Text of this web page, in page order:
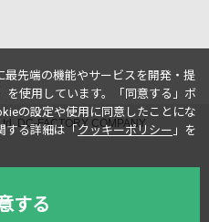
DC-FACTORY COMPANY
最先端の機能やサービスを開発・提
使用しています。
「同意する」ボ
の設定や使用に同意したことにな
する詳細は「 クッキーポリシー 」を
する